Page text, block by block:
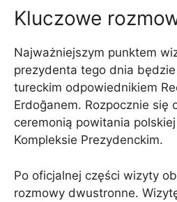
Kluczowe
Najważniejszym punktem
prezydenta tego dnia
tureckim odpowiednikiem
Erdoğanem. Rozpocznie się
ceremonią powitania
Kompleksie Prezydenckim.
Po oficjalnej części wizyty
rozmowy dwustronne.